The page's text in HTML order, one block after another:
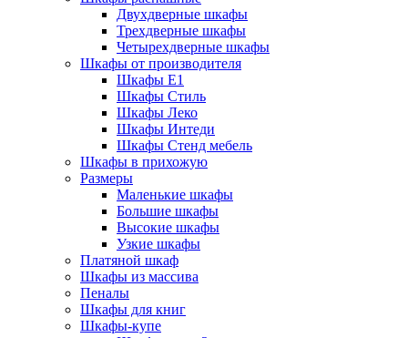
Двухдверные шкафы
Трехдверные шкафы
Четырехдверные шкафы
Шкафы от производителя
Шкафы E1
Шкафы Стиль
Шкафы Леко
Шкафы Интеди
Шкафы Стенд мебель
Шкафы в прихожую
Размеры
Маленькие шкафы
Большие шкафы
Высокие шкафы
Узкие шкафы
Платяной шкаф
Шкафы из массива
Пеналы
Шкафы для книг
Шкафы-купе